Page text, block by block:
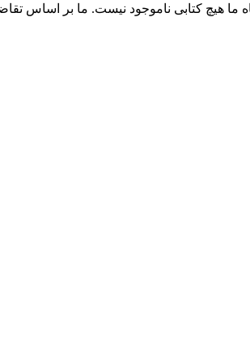
هیچ کتابی ناموجود نیست. ما بر اساس